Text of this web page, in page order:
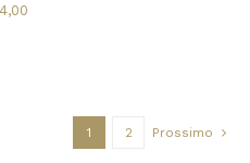
4,00
1 2 Prossimo